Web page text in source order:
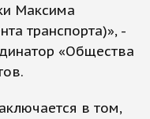
Максима
транспорта)», -
«Общества
в том,